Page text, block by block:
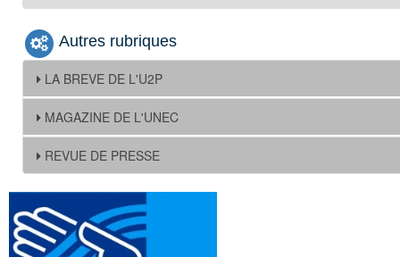
Autres rubriques
LA BREVE DE L'U2P
MAGAZINE DE L'UNEC
REVUE DE PRESSE